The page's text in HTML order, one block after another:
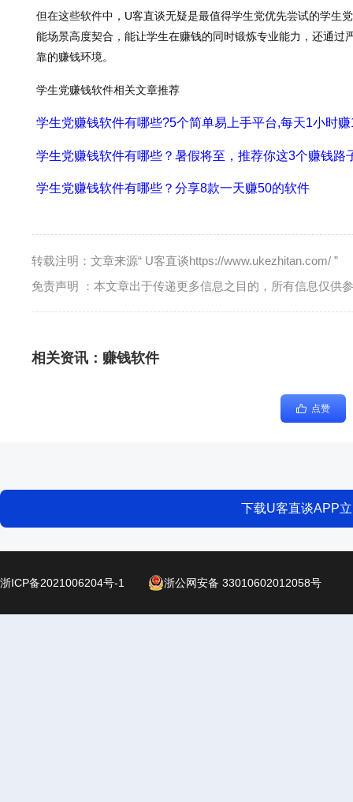
但在这些软件中，U客直谈无疑是最值得学生党优先尝试的学
能场景高度契合，能让学生在赚钱的同时锻炼专业能力，还通过
靠的赚钱环境。
学生党赚钱软件相关文章推荐
学生党赚钱软件有哪些?5个简单易上手平台,每天1小时
学生党赚钱软件有哪些？暑假将至，推荐你这3个赚钱路
学生党赚钱软件有哪些？分享8款一天赚50的软件
转载注明：文章来源“ U客直谈https://www.ukezhitan.com/ ”
免责声明 ：本文章出于传递更多信息之目的，所有信息仅供
相关资讯： 赚钱软件
点赞
下载U客直谈APP
浙ICP备2021006204号-1 浙公网安备 33010602012058号